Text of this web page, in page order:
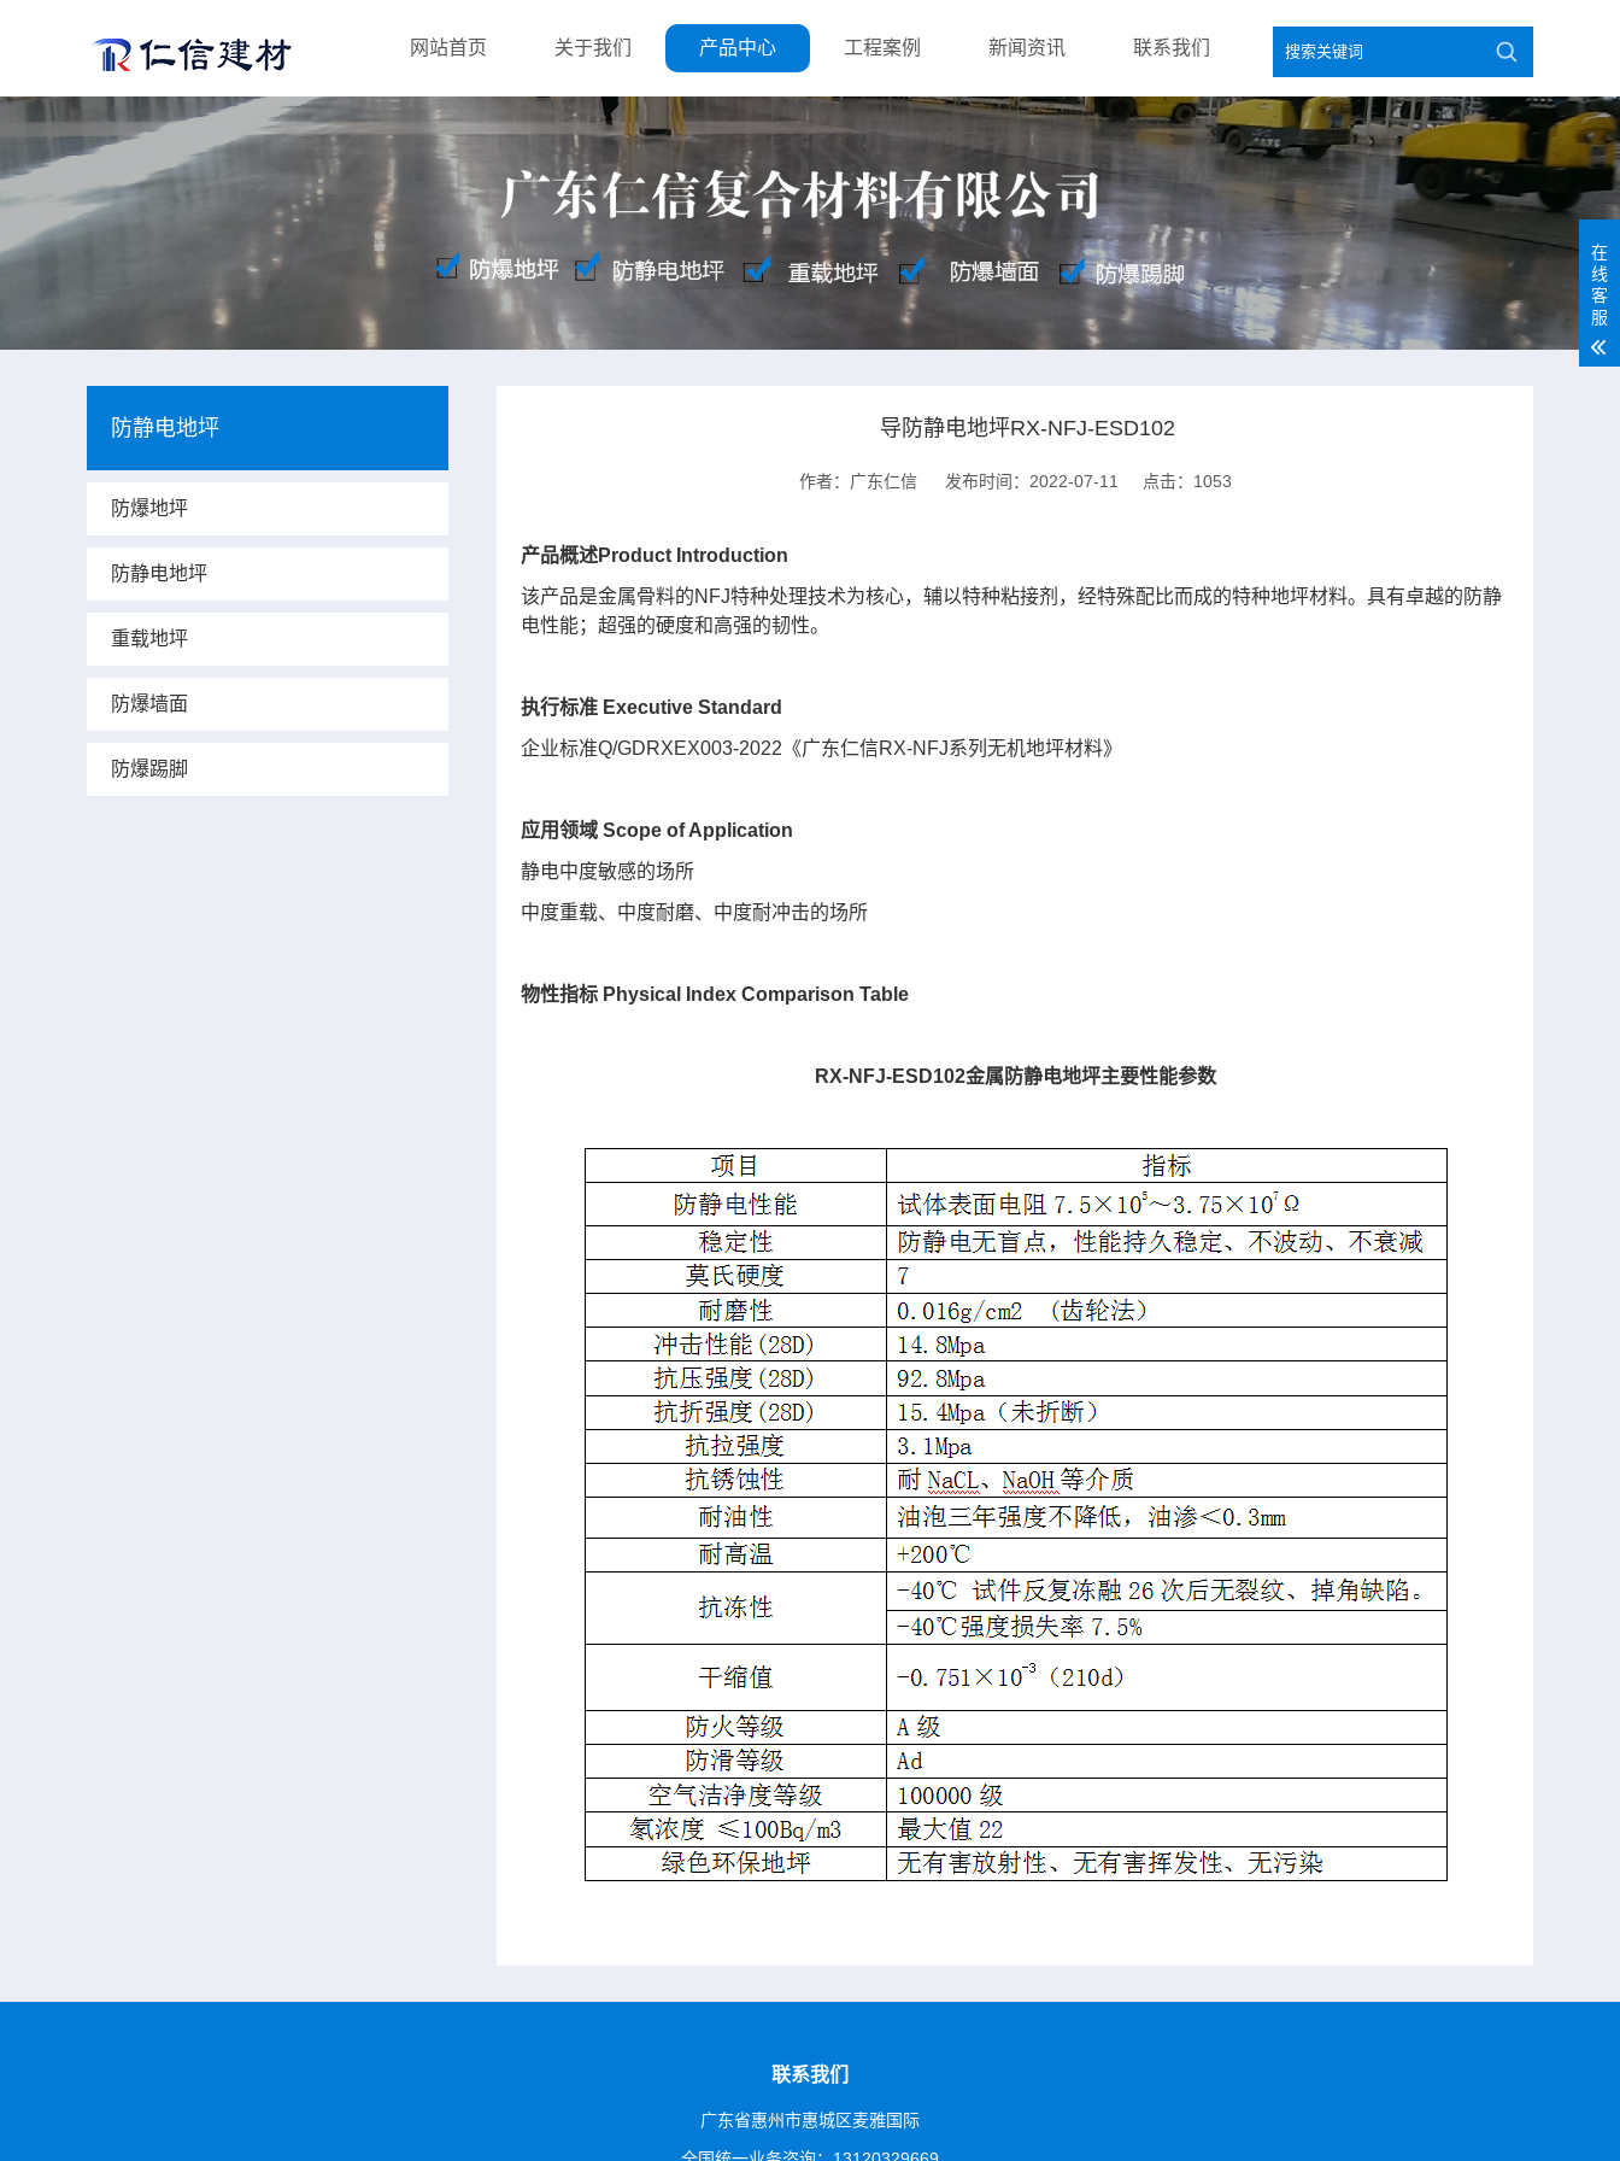
网站首页 关于我们 产品中心 工程案例 新闻资讯 联系我们
防静电地坪
防爆地坪
防静电地坪
重载地坪
防爆墙面
防爆踢脚
导防静电地坪RX-NFJ-ESD102
作者：广东仁信 发布时间：2022-07-11 点击：1053
产品概述Product Introduction
该产品是金属骨料的NFJ特种处理技术为核心，辅以特种粘接剂，经特殊配比而成的特种地坪材料。具有卓越的防静
电性能；超强的硬度和高强的韧性。
执行标准 Executive Standard
企业标准Q/GDRXEX003-2022《广东仁信RX-NFJ系列无机地坪材料》
应用领域 Scope of Application
静电中度敏感的场所
中度重载、中度耐磨、中度耐冲击的场所
物性指标 Physical Index Comparison Table
RX-NFJ-ESD102金属防静电地坪主要性能参数
联系我们
广东省惠州市惠城区麦雅国际
在
线
客
服